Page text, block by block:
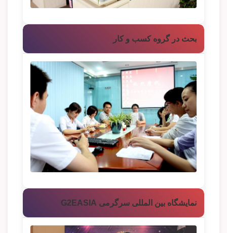
بحث در گروه کسب و کار
نمایشگاه بین المللی سرگرمی G2EASIA